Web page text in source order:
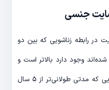
جنسی
رابطه زناشویی که بین دو
وجود دارد بالاتر است و
برعکس رابطه جنسی میان زوج‌هایی که مدتی طولانی‌تر از 5 سال